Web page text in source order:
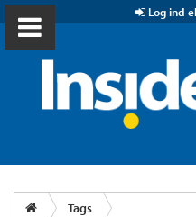
Log ind
Tags